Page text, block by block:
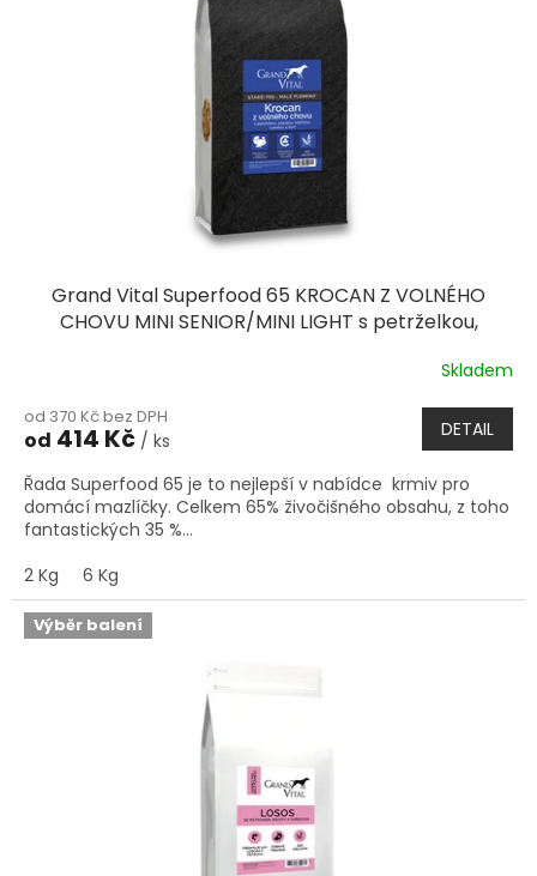
Grand Vital Superfood 65 KROCAN Z VOLNÉHO
CHOVU MINI SENIOR/MINI LIGHT s petrželkou,
Skladem
od 370 Kč bez DPH
od 414 Kč / ks DETAIL
Řada Superfood 65 je to nejlepší v nabídce krmiv pro
domácí mazlíčky. Celkem 65% živočišného obsahu, z toho
fantastických 35 %...
2 Kg
6 Kg
Výběr balení